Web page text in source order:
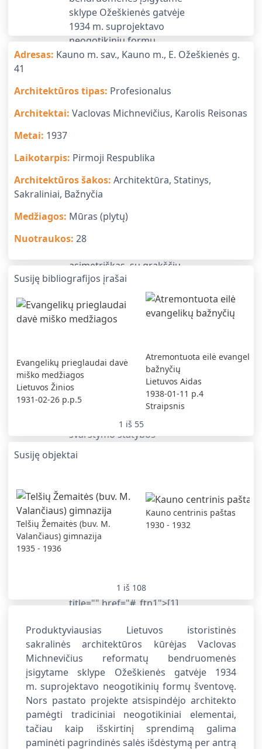
Adresas: Kauno m. sav., Kauno m., E. Ožeškienės g.
41
Architektūros tipas: Profesionalus
Architektai: Vaclovas Michnevičius, Karolis Reisonas
Metai: 1937
Laikotarpis: Pirmoji Respublika
Architektūros šakos: Architektūra, Statinys,
Sakraliniai, Bažnyčia
Medžiagos: Mūras (plytų)
Nuotraukos: 28
Susiję bibliografijos įrašai
Evangelikų prieglaudai davė
miško medžiagos
Lietuvos Žinios
1931-02-26 p.p.5
Atremontuota eilė evangelikų
bažnyčių
Lietuvos Aidas
1938-01-11 p.4
Straipsnis
1 iš 55
Susiję objektai
Telšių Žemaitės (buv. M.
Valančiaus) gimnazija
1935 - 1936
Kauno centrinis paštas
1930 - 1932
1 iš 108
Produktyviausias Lietuvos istoristinės
sakralinės architektūros kūrėjas Vaclovas
Michnevičius reformatų bendruomenės
įsigytame sklype Ožeškienės gatvėje 1934
m. suprojektavo neogotikinių formų šventovę.
Nors pastato projekte atsispindėjo architekto
pamėgti tradiciniai neogotikiniai elementai,
tačiau kaip išskirtinį sprendimą galima
paminėti pagrindinės salės išdėstymą per antrą